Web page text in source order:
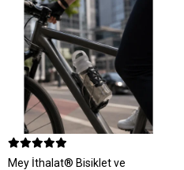
Mey İthalat® Bisiklet ve